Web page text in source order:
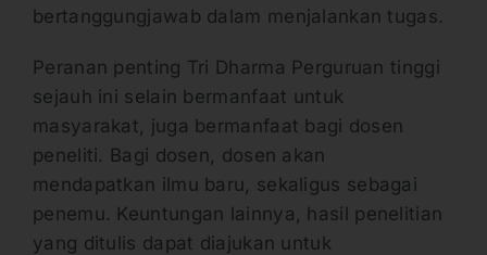
bertanggungjawab dalam menjalankan tugas.
Peranan penting Tri Dharma Perguruan tinggi
sejauh ini selain bermanfaat untuk
masyarakat, juga bermanfaat bagi dosen
peneliti. Bagi dosen, dosen akan
mendapatkan ilmu baru, sekaligus sebagai
penemu. Keuntungan lainnya, hasil penelitian
yang ditulis dapat diajukan untuk